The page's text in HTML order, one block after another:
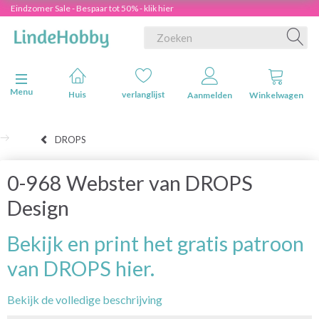
Eindzomer Sale - Bespaar tot 50% - klik hier
Navigatie in-/uitschakelen
Menu
Huis verlanglijst Aanmelden Winkelwagen
DROPS
0-968 Webster van DROPS
Design
Bekijk en print het gratis patroon
van DROPS hier.
Bekijk de volledige beschrijving